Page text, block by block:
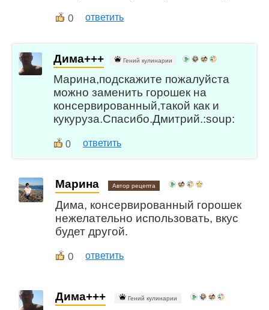
0 ответить
Дима+++ Гений кулинарии
Марина,подскажите пожалуйста
можно заменить горошек на
консервированный,такой как и
кукуруза.Спасибо.Дмитрий.:soup:
0 ответить
Марина Автор рецепта
Дима, консервированный горошек
нежелательно использовать, вкус
будет другой.
0 ответить
Дима+++ Гений кулинарии